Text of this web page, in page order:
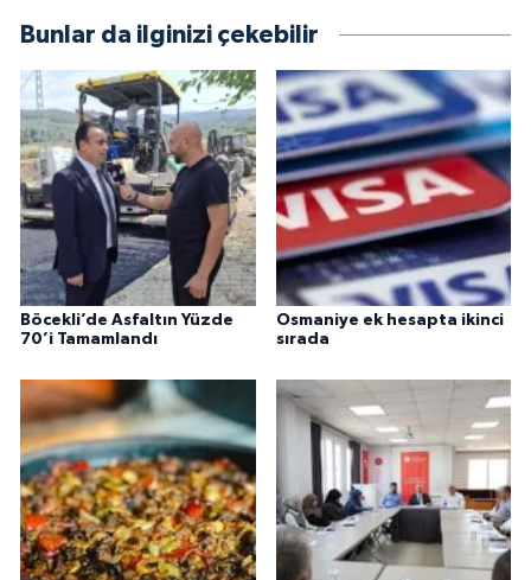
Bunlar da ilginizi çekebilir
Böcekli’de Asfaltın Yüzde
70’i Tamamlandı
Osmaniye ek hesapta ikinci
sırada